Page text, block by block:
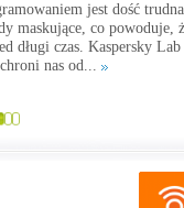
jest dość
maskujące, co powoduje,
długi czas. Kaspersky Lab
nas od...